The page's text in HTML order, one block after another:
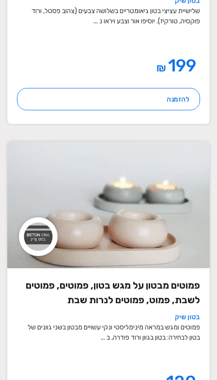
מתנות סוף שנה למורים
שלישיית עציצי בטון גיאומטריים בשלושה צבעים (צהוב פסטל, ורוד
פוקסיה, טורקיז). יוסיפו אור וצבע ויראו נ ...
₪
להזמנה
פמוטים מבטון על מגש בטון, פמוטים, פמוטים
לשבת, פמוט, פמוטים לנרות שבת
בטון שיק
פמוטים ומגש במראה מינימליסטי ונקי עשויים מבטון בשני גוונים של
בטון לבחירה: בטון בגוון ורוד פודרה, ב ...